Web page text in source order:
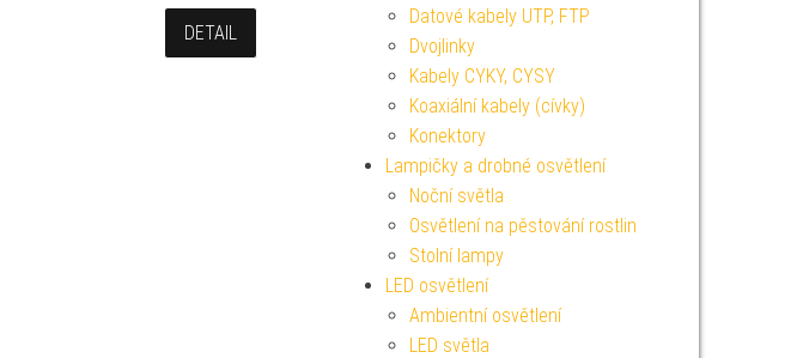
DETAIL
Datové kabely UTP, FTP
Dvojlinky
Kabely CYKY, CYSY
Koaxiální kabely (cívky)
Konektory
Lampičky a drobné osvětlení
Noční světla
Osvětlení na pěstování rostlin
Stolní lampy
LED osvětlení
Ambientní osvětlení
LED světla